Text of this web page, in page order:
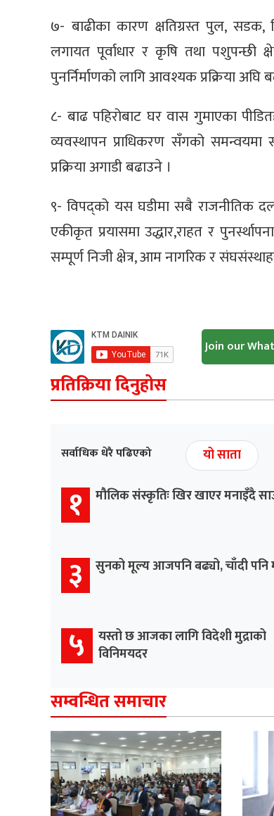
७- बाढीका कारण क्षतिग्रस्त पुल, सडक,
लगायत पूर्वाधार र कृषि तथा पशुपन्छी
पुनर्निर्माणको लागि आवश्यक प्रक्रिया अघि
८- बाढ पहिरोबाट घर वास गुमाएका
व्यवस्थापन प्राधिकरण सँगको
प्रक्रिया अगाडी बढाउने ।
९- विपद्को यस घडीमा सबै राजनीतिक
एकीकृत प्रयासमा उद्धार,राहत र
सम्पूर्ण निजी क्षेत्र, आम नागरिक र
Join our
प्रतिक्रिया दिनुहोस
सर्वाधिक धेरै पढिएको यो साता
१ मौलिक संस्कृतिः खिर खाएर मनाइँदै
३ सुनको मूल्य आजपनि बढ्यो, चाँदी पनि
५
यस्तो छ आजका लागि विदेशी मुद्राको
विनिमयदर
सम्वन्धित समाचार